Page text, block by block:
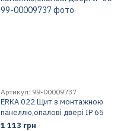
Артикул: 99-00009737
ERKA 022 Щит з монтажною
панеллю,опалові двері IP 65
1 113 грн